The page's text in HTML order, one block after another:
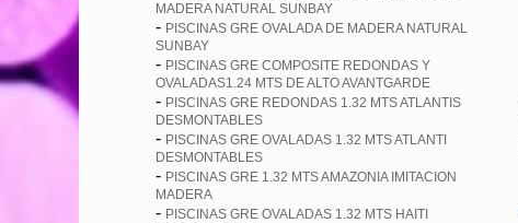
MADERA NATURAL SUNBAY
- PISCINAS GRE OVALADA DE MADERA NATURAL
SUNBAY
- PISCINAS GRE COMPOSITE REDONDAS Y
OVALADAS1.24 MTS DE ALTO AVANTGARDE
- PISCINAS GRE REDONDAS 1.32 MTS ATLANTIS
DESMONTABLES
- PISCINAS GRE OVALADAS 1.32 MTS ATLANTI
DESMONTABLES
- PISCINAS GRE 1.32 MTS AMAZONIA IMITACION
MADERA
- PISCINAS GRE OVALADAS 1.32 MTS HAITI